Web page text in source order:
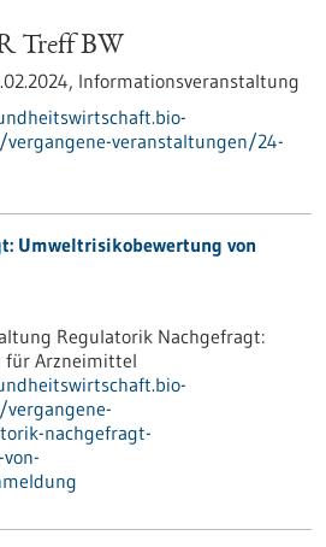
Treff BW
Informationsveranstaltung
veranstaltungen/24-
Umweltrisikobewertung von
Regulatorik Nachgefragt:
für Arzneimittel
nachgefragt-